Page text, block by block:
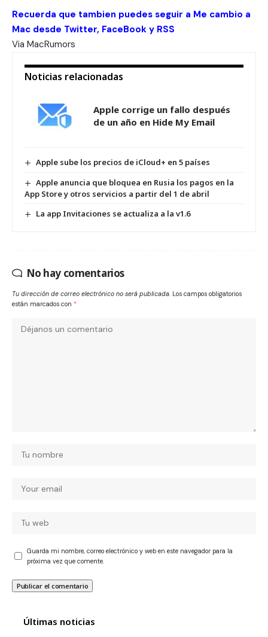
Recuerda que tambien puedes seguir a Me cambio a
Mac desde Twitter, FaceBook y RSS
Via MacRumors
Noticias relacionadas
Apple corrige un fallo después
de un año en Hide My Email
Apple sube los precios de iCloud+ en 5 países
Apple anuncia que bloquea en Rusia los pagos en la
App Store y otros servicios a partir del 1 de abril
La app Invitaciones se actualiza a la v1.6
No hay comentarios
Tu dirección de correo electrónico no será publicada. Los campos obligatorios
están marcados con *
Guarda mi nombre, correo electrónico y web en este navegador para la
próxima vez que comente.
Últimas noticias